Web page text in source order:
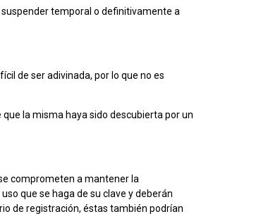
temporal o definitivamente a
de ser adivinada, por lo que no es
la misma haya sido descubierta por un
comprometen a mantener la
que se haga de su clave y deberán
de registración, éstas también podrían